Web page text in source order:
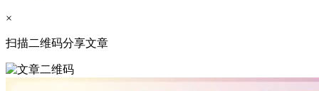
×
扫描二维码分享文章